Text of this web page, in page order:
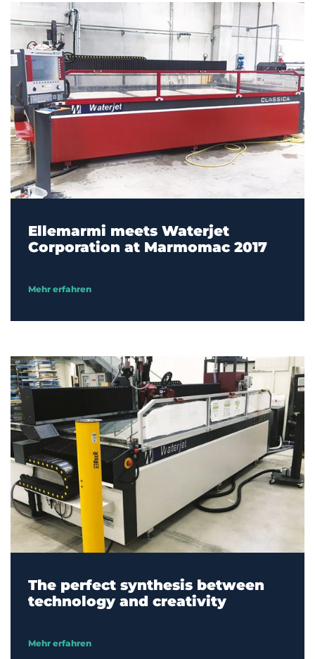
Ellemarmi meets Waterjet
Corporation at Marmomac 2017
Mehr erfahren
The perfect synthesis between
technology and creativity
Mehr erfahren